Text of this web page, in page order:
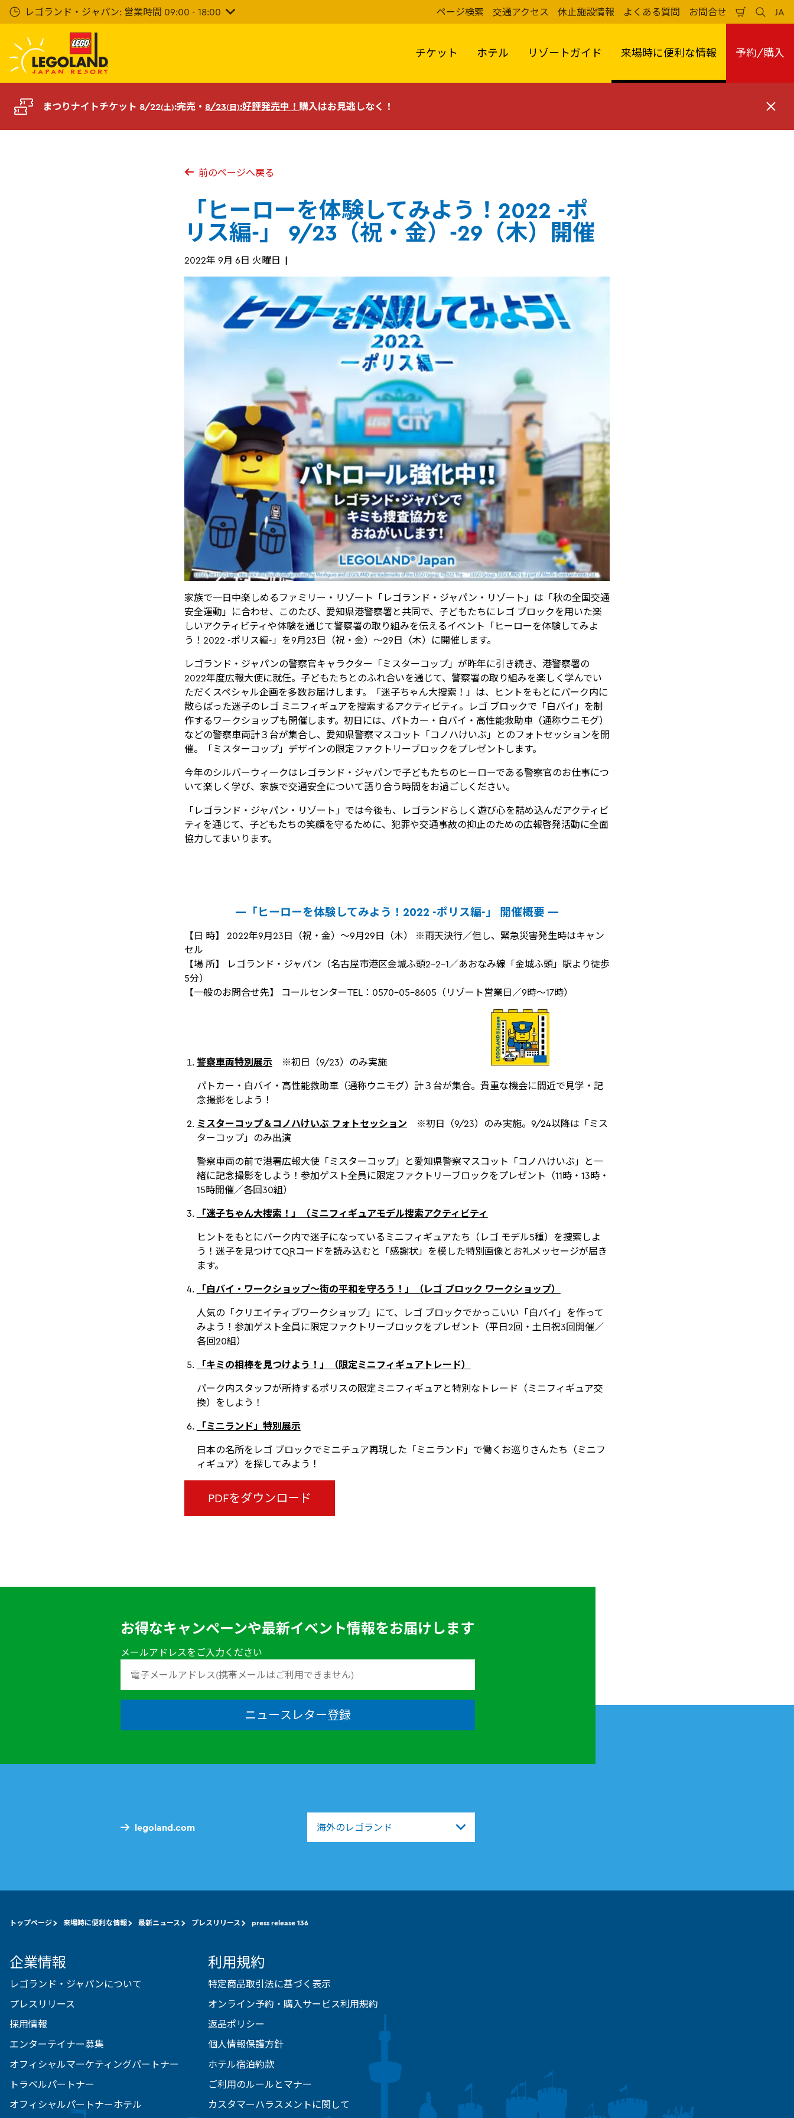
イ
レゴランド・ジャパン: 営業時間 09:00 - 18:00 ページ検索 交通アクセス 休止施設情報 よくある質問 お問合せ
い
か
ご
検
索
る
JA
日
本
チケット ホテル リゾートガイド 来場時に便利な情報 予約/購入
まつりナイトチケット 8/22(土):完売・ 8/23(日):好評発売中！ 購入はお見逃しなく！
閉
る
前のページへ戻る
「ヒーローを体験してみよう！2022 -ポ
リス編-」 9/23（祝・金）-29（木）開催
2022年 9月 6日 火曜日
家族で一日中楽しめるファミリー・リゾート「レゴランド・ジャパン・リゾート」は「秋の全国交通
安全運動」に合わせ、このたび、愛知県港警察署と共同で、子どもたちにレゴ ブロックを用いた楽
しいアクティビティや体験を通じて警察署の取り組みを伝えるイベント「ヒーローを体験してみよ
う！2022 -ポリス編-」を9月23日（祝・金）～29日（木）に開催します。
レゴランド・ジャパンの警察官キャラクター「ミスターコップ」が昨年に引き続き、港警察署の
2022年度広報大使に就任。子どもたちとのふれ合いを通じて、警察署の取り組みを楽しく学んでい
ただくスペシャル企画を多数お届けします。「迷子ちゃん大捜索！」は、ヒントをもとにパーク内に
散らばった迷子のレゴ ミニフィギュアを捜索するアクティビティ。レゴ ブロックで「白バイ」を制
作するワークショップも開催します。初日には、パトカー・白バイ・高性能救助車（通称ウニモグ）
などの警察車両計３台が集合し、愛知県警察マスコット「コノハけいぶ」とのフォトセッションを開
催。「ミスターコップ」デザインの限定ファクトリーブロックをプレゼントします。
今年のシルバーウィークはレゴランド・ジャパンで子どもたちのヒーローである警察官のお仕事につ
いて楽しく学び、家族で交通安全について語り合う時間をお過ごしください。
「レゴランド・ジャパン・リゾート」では今後も、レゴランドらしく遊び心を詰め込んだアクティビ
ティを通じて、子どもたちの笑顔を守るために、犯罪や交通事故の抑止のための広報啓発活動に全面
協力してまいります。
―「ヒーローを体験してみよう！2022 -ポリス編-」 開催概要 ―
【日 時】 2022年9月23日（祝・金）～9月29日（木） ※雨天決行／但し、緊急災害発生時はキャン
セル
【場 所】 レゴランド・ジャパン（名古屋市港区金城ふ頭2-2-1／あおなみ線「金城ふ頭」駅より徒歩
5分）
【一般のお問合せ先】 コールセンターTEL：0570-05-8605（リゾート営業日／9時～17時）
警察車両特別展示※初日（9/23）のみ実施
パトカー・白バイ・高性能救助車（通称ウニモグ）計３台が集合。貴重な機会に間近で見学・記
念撮影をしよう！
ミスターコップ＆コノハけいぶ フォトセッション ※初日（9/23）のみ実施。9/24以降は「ミス
ターコップ」のみ出演
警察車両の前で港署広報大使「ミスターコップ」と愛知県警察マスコット「コノハけいぶ」と一
緒に記念撮影をしよう！参加ゲスト全員に限定ファクトリーブロックをプレゼント（11時・13時・
15時開催／各回30組）
「迷子ちゃん大捜索！」（ミニフィギュアモデル捜索アクティビティ
ヒントをもとにパーク内で迷子になっているミニフィギュアたち（レゴ モデル5種）を捜索しよ
う！迷子を見つけてQRコードを読み込むと「感謝状」を模した特別画像とお礼メッセージが届き
ます。
「白バイ・ワークショップ～街の平和を守ろう！」（レゴ ブロック ワークショップ）
人気の「クリエイティブワークショップ」にて、レゴ ブロックでかっこいい「白バイ」を作って
みよう！参加ゲスト全員に限定ファクトリーブロックをプレゼント（平日2回・土日祝3回開催／
各回20組）
「キミの相棒を見つけよう！」（限定ミニフィギュアトレード）
パーク内スタッフが所持するポリスの限定ミニフィギュアと特別なトレード（ミニフィギュア交
換）をしよう！
「ミニランド」特別展示
日本の名所をレゴ ブロックでミニチュア再現した「ミニランド」で働くお巡りさんたち（ミニフ
ィギュア）を探してみよう！
PDFをダウンロード
お得なキャンペーンや最新イベント情報をお届けします
メールアドレスをご入力ください
ニュースレター登録
legoland.com 海外のレゴランド
トップページ 来場時に便利な情報 最新ニュース プレスリリース press release 136
企業情報
レゴランド・ジャパンについて
プレスリリース
採用情報
エンターテイナー募集
オフィシャルマーケティングパートナー
トラベルパートナー
オフィシャルパートナーホテル
利用規約
特定商品取引法に基づく表示
オンライン予約・購入サービス利用規約
返品ポリシー
個人情報保護方針
ホテル宿泊約款
ご利用のルールとマナー
カスタマーハラスメントに関して